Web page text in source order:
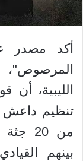
أكد مصدر
المرصوص"،
تنظيم
من
بينهم